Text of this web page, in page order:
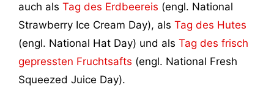
auch als Tag des Erdbeereis (engl. National
Strawberry Ice Cream Day), als Tag des Hutes
(engl. National Hat Day) und als Tag des frisch
gepressten Fruchtsafts (engl. National Fresh
Squeezed Juice Day).